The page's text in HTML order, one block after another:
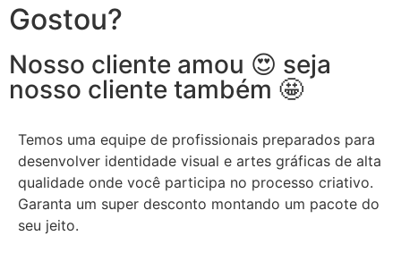
Gostou?
Nosso cliente amou 😍 seja
nosso cliente também 🤩
Temos uma equipe de profissionais preparados para
desenvolver identidade visual e artes gráficas de alta
qualidade onde você participa no processo criativo.
Garanta um super desconto montando um pacote do
seu jeito.